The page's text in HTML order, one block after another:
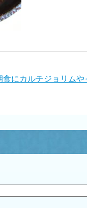
にカルチジョリム